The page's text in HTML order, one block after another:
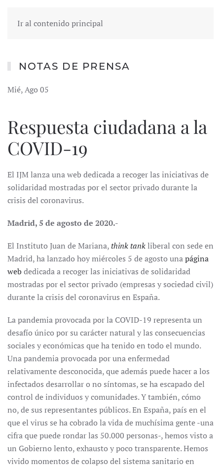
Ir al contenido principal
NOTAS DE PRENSA
Mié, Ago 05
Respuesta ciudadana a la
COVID-19
El IJM lanza una web dedicada a recoger las iniciativas de
solidaridad mostradas por el sector privado durante la
crisis del coronavirus.
Madrid, 5 de agosto de 2020.-
El Instituto Juan de Mariana, think tankliberal con sede en
Madrid, ha lanzado hoy miércoles 5 de agosto unapágina
web dedicada a recoger las iniciativas de solidaridad
mostradas por el sector privado (empresas y sociedad civil)
durante la crisis del coronavirus en España.
La pandemia provocada por la COVID-19 representa un
desafío único por su carácter natural y las consecuencias
sociales y económicas que ha tenido en todo el mundo.
Una pandemia provocada por una enfermedad
relativamente desconocida, que además puede hacer a los
infectados desarrollar o no síntomas, se ha escapado del
control de individuos y comunidades. Y también, cómo
no, de sus representantes públicos. En España, país en el
que el virus se ha cobrado la vida de muchísima gente -una
cifra que puede rondar las 50.000 personas-, hemos visto a
un Gobierno lento, exhausto y poco transparente. Hemos
vivido momentos de colapso del sistema sanitario en